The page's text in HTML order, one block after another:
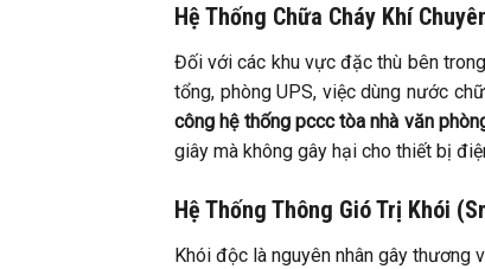
Hệ Thống Chữa Cháy Khí
Đối với các khu vực đặc thù bên
tổng, phòng UPS, việc dùng nước
công hệ thống pccc tòa nhà văn
giây mà không gây hại cho thiết bị
Hệ Thống Thông Gió Trị Khói
Khói độc là nguyên nhân gây thương